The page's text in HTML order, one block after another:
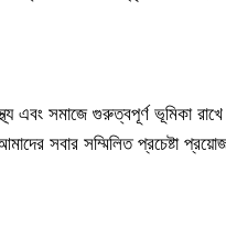
এবং সমাজে গুরুত্বপূর্ণ ভূমিকা
সবার সম্মিলিত প্রচেষ্টা